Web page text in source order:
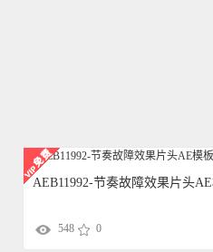
AEB11992-节奏故障效果片头
548 0